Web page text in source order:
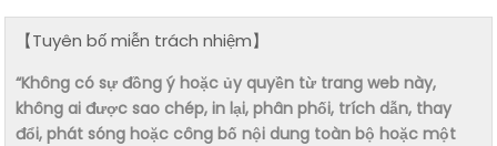
【Tuyên bố miễn trách nhiệm】
“Không có sự đồng ý hoặc ủy quyền từ trang web này,
không ai được sao chép, in lại, phân phối, trích dẫn, thay
đổi, phát sóng hoặc công bố nội dung toàn bộ hoặc một